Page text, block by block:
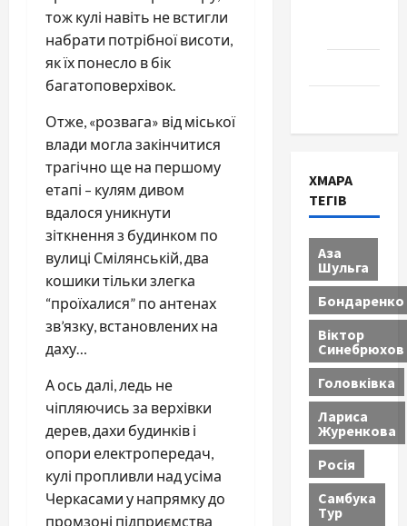
тож кулі навіть не встигли
набрати потрібної висоти,
як їх понесло в бік
багатоповерхівок.
Отже, «розвага» від міської
влади могла закінчитися
трагічно ще на першому
етапі – кулям дивом
вдалося уникнути
зіткнення з будинком по
вулиці Смілянській, два
кошики тільки злегка
“проїхалися” по антенах
зв’язку, встановлених на
даху…
А ось далі, ледь не
чіпляючись за верхівки
дерев, дахи будинків і
опори електропередач,
кулі пропливли над усіма
Черкасами у напрямку до
промзоні підприємства
ХМАРА
ТЕГІВ
Аза
Шульга
Бондаренко
Віктор
Синебрюхов
Головківка
Лариса
Журенкова
Росія
Самбука
Тур